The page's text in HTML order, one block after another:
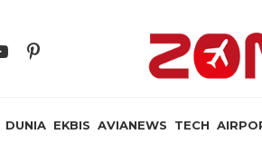
DUNIA EKBIS AVIANEWS TECH